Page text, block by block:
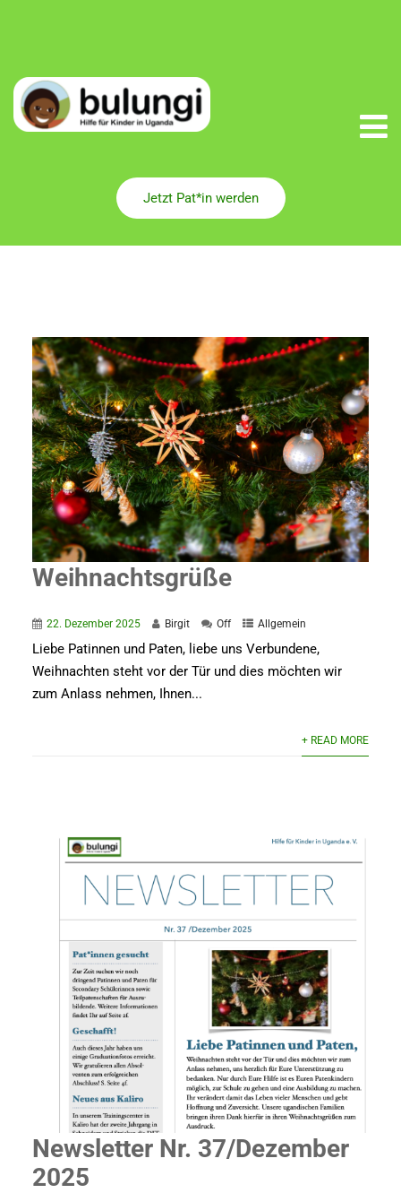
Jetzt Pat*in werden
Weihnachtsgrüße
22. Dezember 2025 Birgit Off Allgemein
Liebe Patinnen und Paten, liebe uns Verbundene,
Weihnachten steht vor der Tür und dies möchten wir
zum Anlass nehmen, Ihnen...
+ READ MORE
Newsletter Nr. 37/Dezember
2025